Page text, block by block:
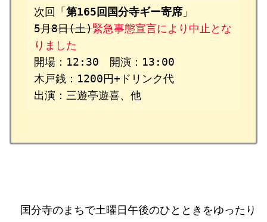
次回「第165回国分寺ギー寄席
5月8日(土)緊急事態宣言により中止とな
りました
開場：12:30　開演：13:00
木戸銭：1200円+ドリンク代
出演：三遊亭遊喜、他
国分寺のまちで土曜日午後のひとときをゆったり